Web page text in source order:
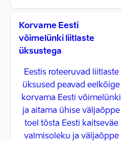
Korvame Eesti
võimelünki liitlaste
üksustega
Eestis roteeruvad liitlaste
üksused peavad eelkõige
korvama Eesti võimelünki
ja aitama ühise väljaõppe
toel tõsta Eesti kaitseväe
valmisoleku ja väljaõppe